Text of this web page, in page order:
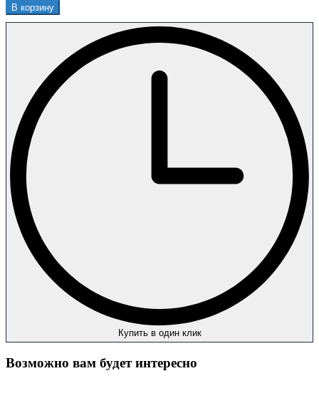
В корзину
Купить в один клик
Возможно вам будет интересно